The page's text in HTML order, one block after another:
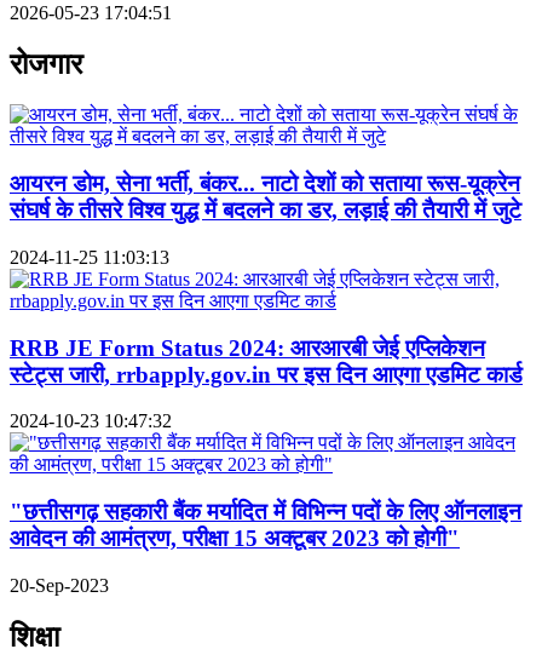
2026-05-23 17:04:51
रोजगार
आयरन डोम, सेना भर्ती, बंकर... नाटो देशों को सताया रूस-यूक्रेन
संघर्ष के तीसरे विश्व युद्ध में बदलने का डर, लड़ाई की तैयारी में जुटे
2024-11-25 11:03:13
RRB JE Form Status 2024: आरआरबी जेई एप्लिकेशन
स्टेट्स जारी, rrbapply.gov.in पर इस दिन आएगा एडमिट कार्ड
2024-10-23 10:47:32
"छत्तीसगढ़ सहकारी बैंक मर्यादित में विभिन्न पदों के लिए ऑनलाइन
आवेदन की आमंत्रण, परीक्षा 15 अक्टूबर 2023 को होगी"
20-Sep-2023
शिक्षा